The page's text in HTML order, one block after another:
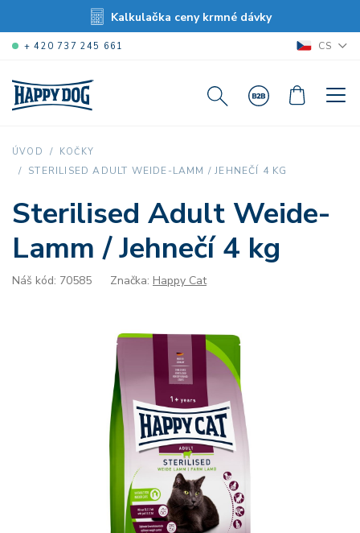
Kalkulačka ceny krmné dávky
+ 420 737 245 661 CS
ÚVOD KOČKY
STERILISED ADULT WEIDE-LAMM / JEHNEČÍ 4 KG
Sterilised Adult Weide-
Lamm / Jehnečí 4 kg
Náš kód: 70585 Značka: Happy Cat